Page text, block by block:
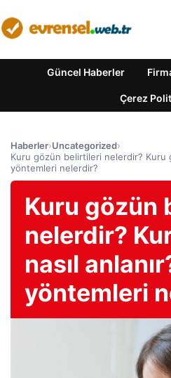
Güncel Haberler
Çerez
Haberler›Uncategorized›
Kuru gözün belirtileri nelerdir? Kuru
yöntemleri nelerdir?
Kuru gözün
nelerdir?
nasıl
yöntemleri